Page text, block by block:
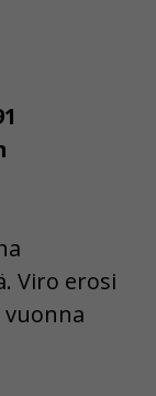
Viro erosi